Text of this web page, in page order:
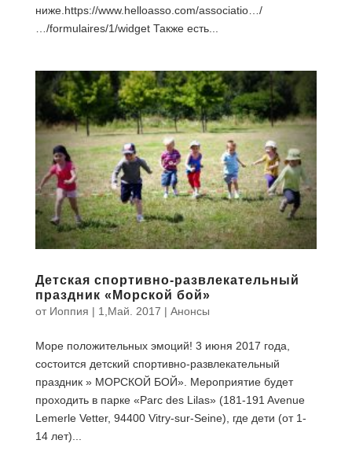
ниже.https://www.helloasso.com/associatio…/
…/formulaires/1/widget Также есть...
Детская спортивно-развлекательный
праздник «Морской бой»
от Иоппия | 1,Май. 2017 | Анонсы
Море положительных эмоций! 3 июня 2017 года,
состоится детский спортивно-развлекательный
праздник » МОРСКОЙ БОЙ». Мероприятие будет
проходить в парке «Parc des Lilas» (181-191 Avenue
Lemerle Vetter, 94400 Vitry-sur-Seine), где дети (от 1-
14 лет)...